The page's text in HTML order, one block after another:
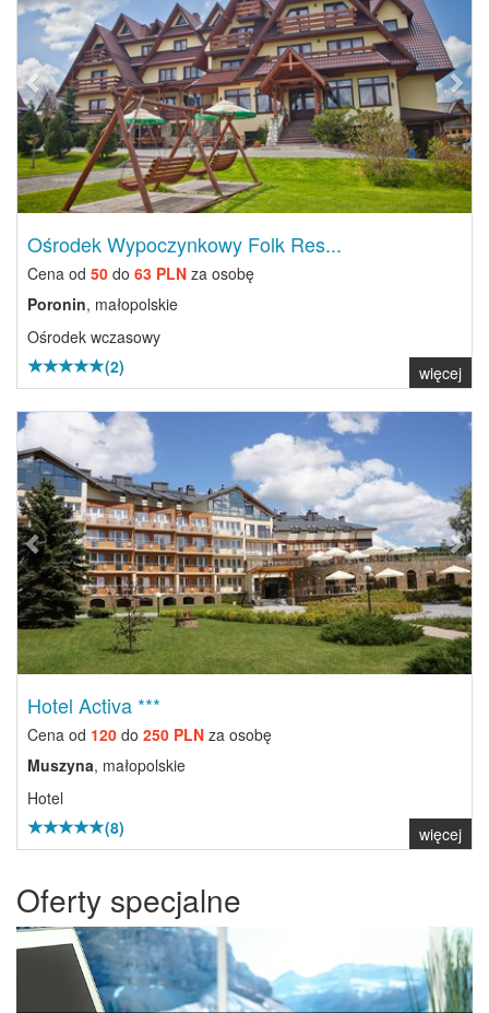
Ośrodek Wypoczynkowy Folk Res...
Cena od 50 do 63 PLN za osobę
Poronin, małopolskie
Ośrodek wczasowy
(2)
więcej
Previous Next
Hotel Activa ***
Cena od 120 do 250 PLN za osobę
Muszyna, małopolskie
Hotel
(8)
więcej
Oferty specjalne